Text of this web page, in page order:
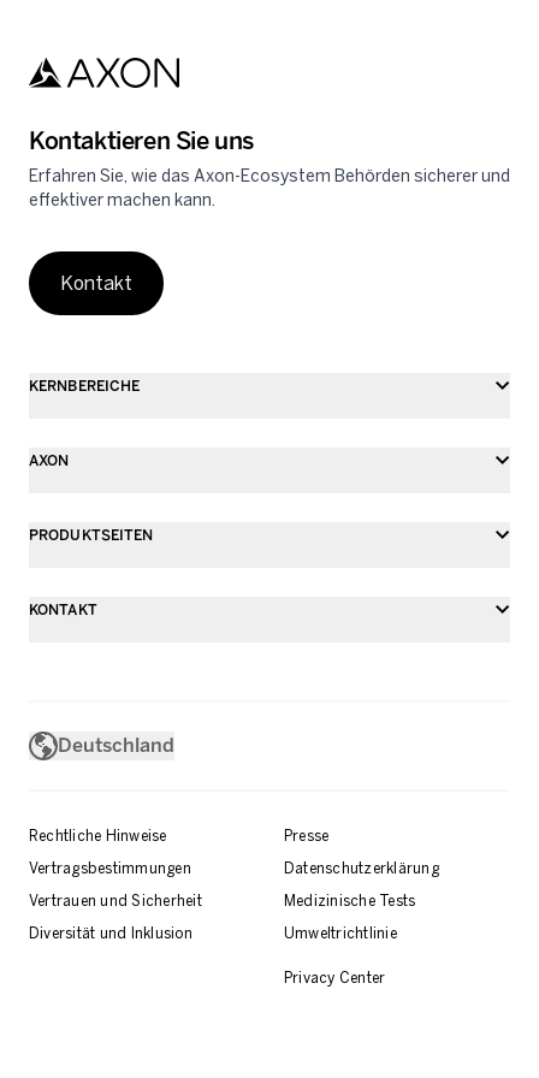
Kontaktieren Sie uns
Erfahren Sie, wie das Axon-Ecosystem Behörden sicherer und
effektiver machen kann.
Kontakt
KERNBEREICHE
AXON
PRODUKTSEITEN
KONTAKT
Deutschland
Rechtliche Hinweise
Presse
Vertragsbestimmungen
Datenschutzerklärung
Vertrauen und Sicherheit
Medizinische Tests
Diversität und Inklusion
Umweltrichtlinie
Privacy Center